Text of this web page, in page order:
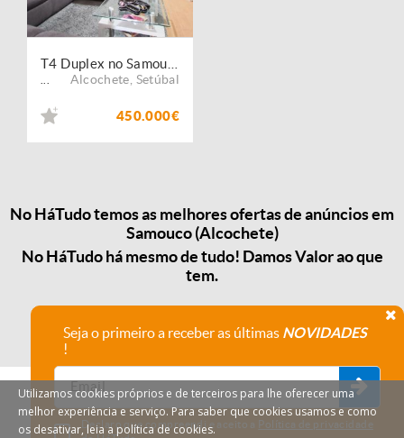
Alcochete Setúbal
450.000€
No HáTudo temos as melhores ofertas de anúncios em
Samouco (Alcochete)
No HáTudo há mesmo de tudo! Damos Valor ao que
tem.
Seja o primeiro a receber as últimas NOVIDADES
!
Declaro que compreendi e aceito a Política de privacidade
Utilizamos cookies próprios e de terceiros para lhe oferecer uma
melhor experiência e serviço. Para saber que cookies usamos e como
os desativar, leia a política de cookies.